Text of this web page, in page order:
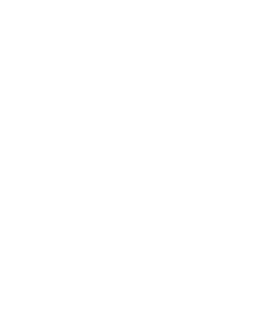
Berkualitas Dengan Harga Yang